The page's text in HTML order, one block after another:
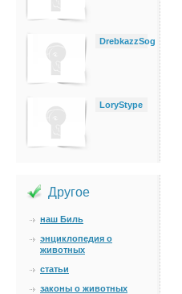
DrebkazzSog
LoryStype
Другое
наш Биль
энциклопедия о
животных
статьи
законы о животных